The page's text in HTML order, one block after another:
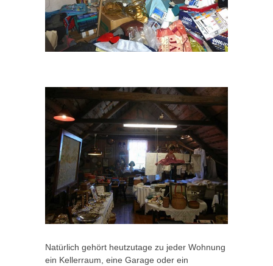
Natürlich gehört heutzutage zu jeder Wohnung
ein Kellerraum, eine Garage oder ein